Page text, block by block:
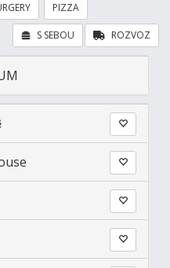
PIZZA
ROZVOZ
S SEBOU